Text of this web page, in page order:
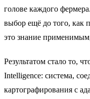
голове каждого
выбор ещё до того, как
это знание
Результатом стало то,
Intelligence: система,
картографирования с